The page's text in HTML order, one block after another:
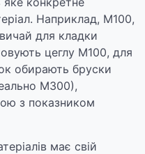
Наприклад, М100,
для кладки
цеглу М100, для
обирають бруски
М300),
з показником
має свій